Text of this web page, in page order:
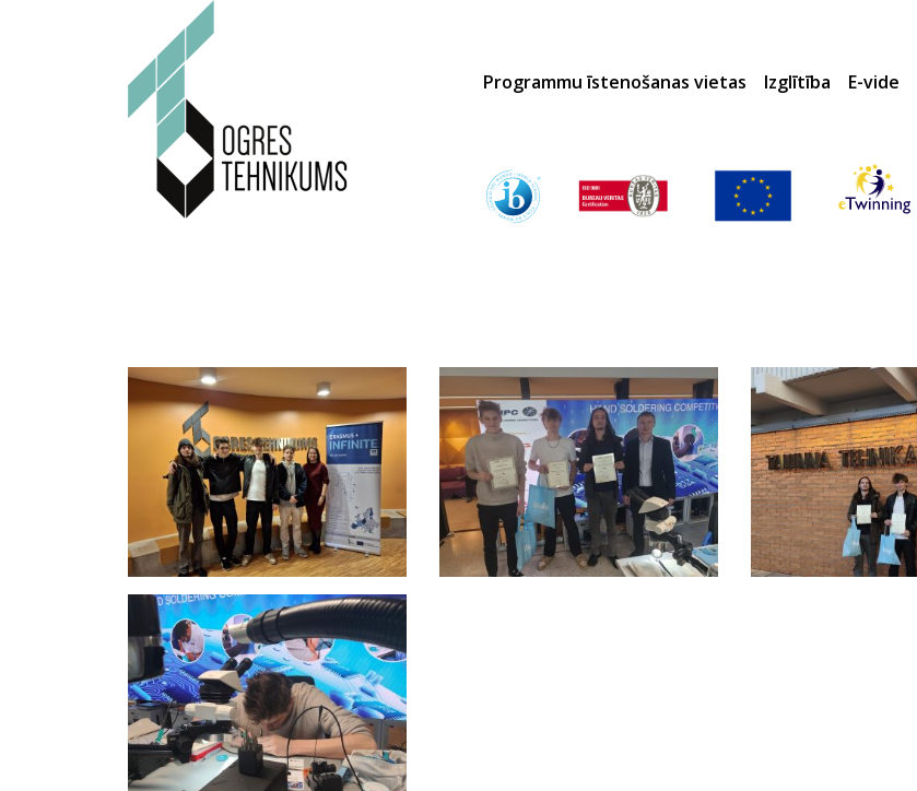
Programmu īstenošanas vietas Izglītība E-vide